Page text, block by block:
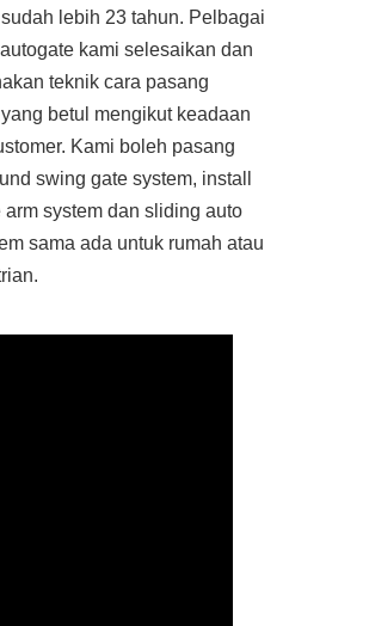
lebih 23 tahun. Pelbagai
kami selesaikan dan
teknik cara pasang
betul mengikut keadaan
Kami boleh pasang
swing gate system, install
arm system dan sliding auto
sama ada untuk rumah atau